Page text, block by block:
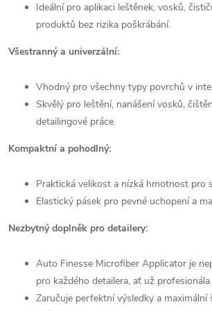
Ideální pro aplikaci leštěnek, vosků,
produktů bez rizika poškrábání.
Všestranný a univerzální:
Vhodný pro všechny typy povrchů v
Skvělý pro leštění, nanášení vosků,
detailingové práce.
Kompaktní a pohodlný:
Praktická velikost a nízká hmotnost pro
Elastický pásek pro pevné uchopení a
Nezbytný doplněk pro detailery:
Auto Finesse Microfiber Applicator je
pro každého detailera, ať už
Zaručuje perfektní výsledky a maximální